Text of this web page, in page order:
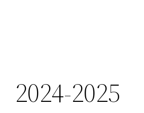
2024-2025